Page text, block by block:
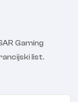
Gaming
list.